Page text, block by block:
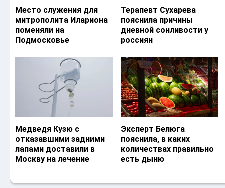
Место служения для
митрополита Илариона
поменяли на
Подмосковье
Терапевт Сухарева
пояснила причины
дневной сонливости у
россиян
Медведя Кузю с
отказавшими задними
лапами доставили в
Москву на лечение
Эксперт Белюга
пояснила, в каких
количествах правильно
есть дыню